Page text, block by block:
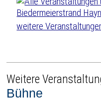
weitere
Weitere
Bühne